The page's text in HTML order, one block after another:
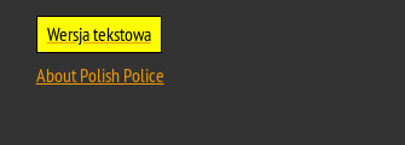
Wersja tekstowa
About Polish Police